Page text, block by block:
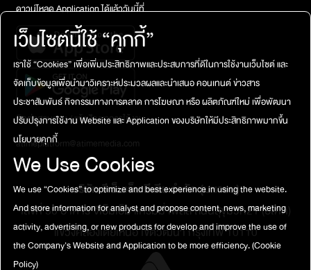
บอก หนูควรตัดสินใจถามเพื่อนไปตรง ๆ ก่อนเลยว่ามีอะไรที่เรายังไม่รู้
อีกไหม แต่คือถ้าเพื่อนให้เหตุผลแค่นี้ พี่รู้สึกว่ามันยังไม่พอ ต้องดูที่
เหตุผล ส่วนจะไปต่อกับความสัมพันธ์นี้ยังไงดี พี่ว่าถ้าขนมจะเอาทั้งซ้าย
ทั้งขวาให้ได้ดั่งใจเลย พี่ว่ามันยากในสถานการณ์นี้ ต้องลองเสี่ยงเพราะ
พี่รู้สึกว่ายังไงก็ตามมันไม่มีหลักประกันอยู่แล้วว่าคบผู้ชายคนนี้ไปแล้วมัน
จะเวิร์คหรือไม่เวิร์ค แต่ไม่อยากให้เอาเรื่องมีมาเป็นปัจจัยหลักใหญ่ที่จะไม่
คบเขา ถ้าเพื่อนจะโกรธก็สิทธิ์ของเพื่อน แต่เราก็มีสิทธิ์ของเราเหมือนกัน
ที่จะทำแบบนี้ พี่ว่าสิ่งที่หนูทำไม่ใช่สิ่งที่ทำลายความเป็นเพื่อนกัน’
สุดท้าย “ดีเจเผือก” ได้ให้คำปรึกษาเพิ่มเติมว่า ‘ผมว่าไม่แปลกหรอก ผม
มองว่าขนมก็ไม่แปลกและอีกฝั่งก็ไม่แปลกเหมือนกัน มันมีคนที่ไม่ได้ใช้
ตรรกะเหมือนกับคนอื่นในการดำเนินชีวิต ผมได้เรียนรู้มาในอีกรายการ
ที่ตามแต่ที่สมองมันบอก เข้าใจได้ในความเป็นแก๊งผู้หญิงแบบดาวเจ็ด
แฉก เมย์ไหนไฟแรงส์เวอร์ สมมติมีคนนึงที่เป็นตัวตั้งตัวตีแล้วเจอกับอีก 6
คนแบบสม่ำเสมอ สารพัดเหตุผลที่จะบอกว่าทำไมถึงไม่โอเค ทั้ง ๆ ที่เรา
มองไปเราอาจจะโอเค มันสามารถเกิดขึ้นได้ในแก๊งแบบนี้ที่มันถูกกล่อม
อยู่ และกับคนนั้นที่จะหวงก้างโดยไม่ได้ใช้เหตุผล ซึ่งสมมติว่าข้อมูลที่เรา
ดาวน์โหลด Application ได้แล้ววันนี้ที่
ติดต่อสอบถาม / แจ้งปัญหาการใช้งาน
atimeplatform@atimemedia.com
บริษัท จีเอ็มเอ็ม มีเดีย จำกัด (มหาชน)
เลขที่ 50 อาคาร จีเอ็มเอ็ม แกรมมี่ เพลส ถนนสุขุมวิท21 (อโศก)
แขวงคลองเตยเหนือ เขตวัฒนา กรุงเทพ 10110
เว็บไซต์นี้ใช้ “คุกกี้”
เราใช้ “Cookies” เพื่อเพิ่มประสิทธิภาพและประสบการที่ดีในการใช้งานเว็บไซต์ และ
จัดเก็บข้อมูลเพื่อนำมาวิเคราะห์ประมวลผลและนำเสนอ คอนเทนต์ ข่าวสาร
ประชาสัมพันธ์ กิจกรรมทางการตลาด การโฆษณา หรือ ผลิตภัณฑ์ใหม่ เพื่อพัฒนา
ปรับปรุงการใช้งาน Website และ Application ของบริษัทให้มีประสิทธิภาพมากขึ้น
นโยบายคุกกี้
We Use Cookies
We use “Cookies” to optimize and best experience in using the website.
And store information for analyst and propose content, news, marketing
activity, advertising, or new products for develop and improve the use of
the Company's Website and Application to be more efficiency.(Cookie
Policy)